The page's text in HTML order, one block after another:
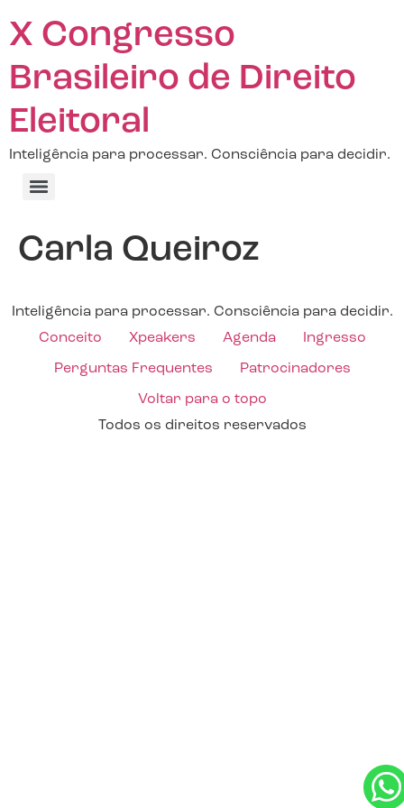
X Congresso
Brasileiro de Direito
Eleitoral
Inteligência para processar. Consciência para decidir.
Carla Queiroz
Inteligência para processar. Consciência para decidir.
Conceito
Xpeakers Agenda Ingresso
Perguntas Frequentes Patrocinadores
Voltar para o topo
Todos os direitos reservados